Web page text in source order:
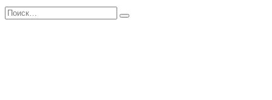
Перейти
к
Search
for: